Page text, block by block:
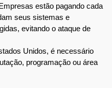
estão pagando cada
seus sistemas e
evitando o ataque de
Unidos, é necessário
programação ou área